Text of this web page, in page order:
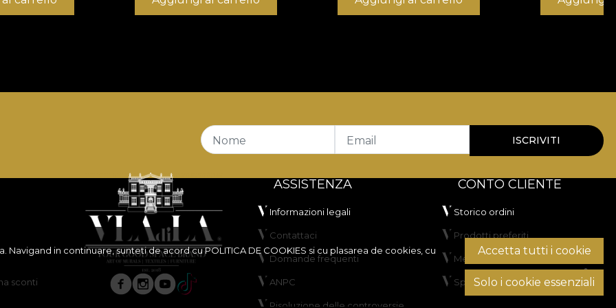
bune la frecare umedă și uscată, stabilitate bună a culorii la lumină artificială și a trecut testul de
fără înălbire, fără stoarcere prin răsucire, fără uscare în tambur, fără curățare chimică.
Navigand in continuare, sunteti de acord cuPOLITICA DE COOKIES si cu plasarea de cookies, cu
Accetta tutti i cookie
Solo i cookie essenziali
Nome Email ISCRIVITI
sconti
ASSISTENZA
Informazioni legali
Contattaci
Domande frequenti
ANPC
Risoluzione delle controversie
CONTO CLIENTE
Storico ordini
Prodotti preferiti
Metodi di pagamento
Spedizione e resi